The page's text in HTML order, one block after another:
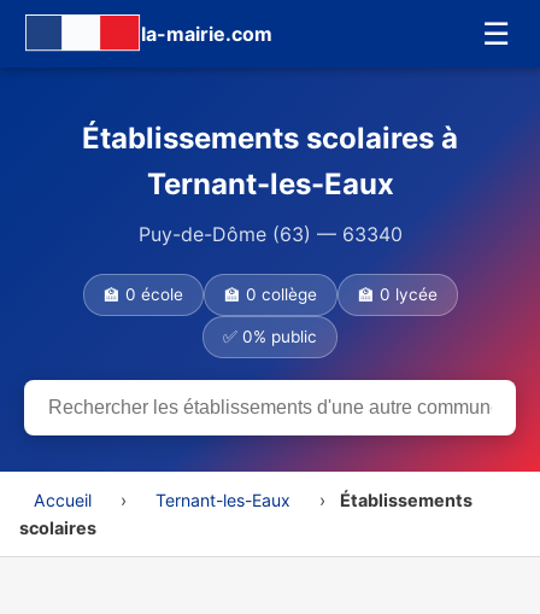
la-mairie.com ☰
Établissements scolaires à
Ternant-les-Eaux
Puy-de-Dôme (63) — 63340
🏫 0 école 🏫 0 collège 🏫 0 lycée
✅ 0% public
Accueil › Ternant-les-Eaux ›
Établissements
scolaires